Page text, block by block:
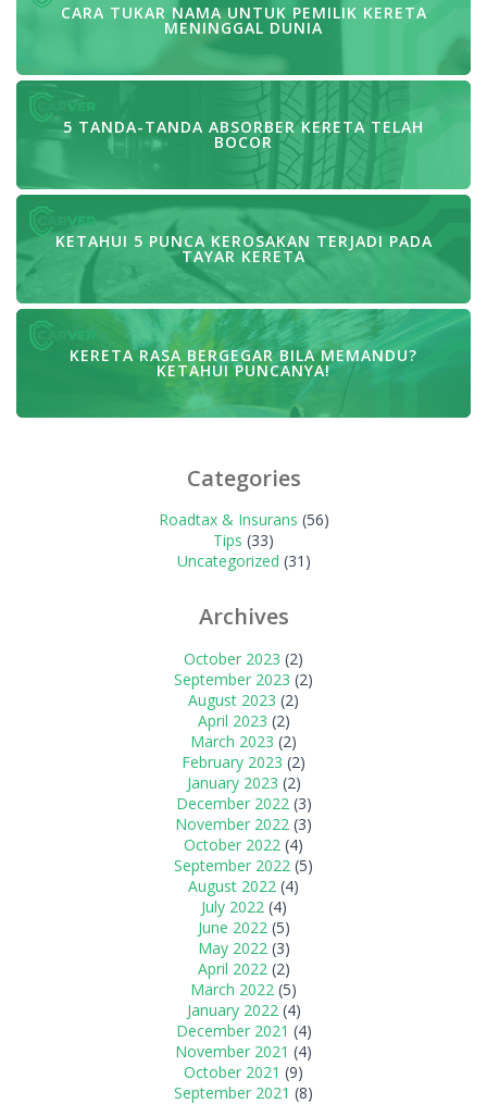
CARA TUKAR NAMA UNTUK PEMILIK KERETA
MENINGGAL DUNIA
5 TANDA-TANDA ABSORBER KERETA TELAH
BOCOR
KETAHUI 5 PUNCA KEROSAKAN TERJADI PADA
TAYAR KERETA
KERETA RASA BERGEGAR BILA MEMANDU?
KETAHUI PUNCANYA!
Categories
Roadtax & Insurans (56)
Tips (33)
Uncategorized (31)
Archives
October 2023 (2)
September 2023 (2)
August 2023 (2)
April 2023 (2)
March 2023 (2)
February 2023 (2)
January 2023 (2)
December 2022(3)
November 2022 (3)
October 2022 (4)
September 2022 (5)
August 2022 (4)
July 2022(4)
June 2022(5)
May 2022(3)
April 2022(2)
March 2022 (5)
January 2022(4)
December 2021 (4)
November 2021 (4)
October 2021 (9)
September 2021 (8)